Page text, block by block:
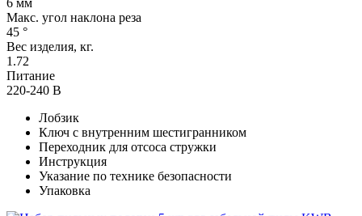
Макс. угол наклона реза
45 °
Вес изделия, кг.
1.72
Питание
220-240 В
Лобзик
Ключ с внутренним шестигранником
Переходник для отсоса стружки
Инструкция
Указание по технике безопасности
Упаковка